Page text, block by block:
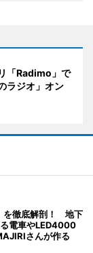
「Radimo」で
ラジオ」オン
を徹底解剖！ 地下
電車やLED4000
さんが作る